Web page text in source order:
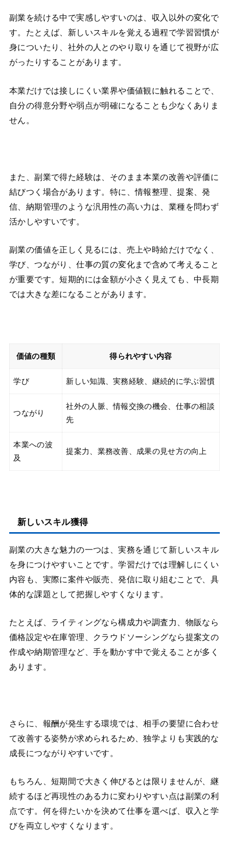
副業を続ける中で実感しやすいのは、収入以外の変化で
す。たとえば、新しいスキルを覚える過程で学習習慣が
身についたり、社外の人とのやり取りを通じて視野が広
がったりすることがあります。
本業だけでは接しにくい業界や価値観に触れることで、
自分の得意分野や弱点が明確になることも少なくありま
せん。
また、副業で得た経験は、そのまま本業の改善や評価に
結びつく場合があります。特に、情報整理、提案、発
信、納期管理のような汎用性の高い力は、業種を問わず
活かしやすいです。
副業の価値を正しく見るには、売上や時給だけでなく、
学び、つながり、仕事の質の変化まで含めて考えること
が重要です。短期的には金額が小さく見えても、中長期
では大きな差になることがあります。
価値の種類 得られやすい内容
学び 新しい知識、実務経験、継続的に学ぶ習慣
つながり
社外の人脈、情報交換の機会、仕事の相談
先
本業への波
及
提案力、業務改善、成果の見せ方の向上
新しいスキル獲得
副業の大きな魅力の一つは、実務を通じて新しいスキル
を身につけやすいことです。学習だけでは理解しにくい
内容も、実際に案件や販売、発信に取り組むことで、具
体的な課題として把握しやすくなります。
たとえば、ライティングなら構成力や調査力、物販なら
価格設定や在庫管理、クラウドソーシングなら提案文の
作成や納期管理など、手を動かす中で覚えることが多く
あります。
さらに、報酬が発生する環境では、相手の要望に合わせ
て改善する姿勢が求められるため、独学よりも実践的な
成長につながりやすいです。
もちろん、短期間で大きく伸びるとは限りませんが、継
続するほど再現性のある力に変わりやすい点は副業の利
点です。何を得たいかを決めて仕事を選べば、収入と学
びを両立しやすくなります。